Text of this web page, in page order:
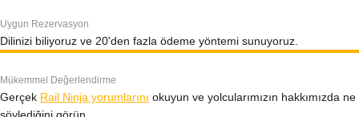
Uygun Rezervasyon
Dilinizi biliyoruz ve 20'den fazla ödeme yöntemi sunuyoruz.
Mükemmel Değerlendirme
Gerçek Rail Ninja yorumlarını okuyun ve yolcularımızın hakkımızda ne